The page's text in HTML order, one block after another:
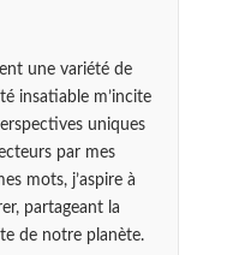
une variété de
insatiable m’incite
uniques
par mes
mots, j’aspire à
partageant la
de notre planète.